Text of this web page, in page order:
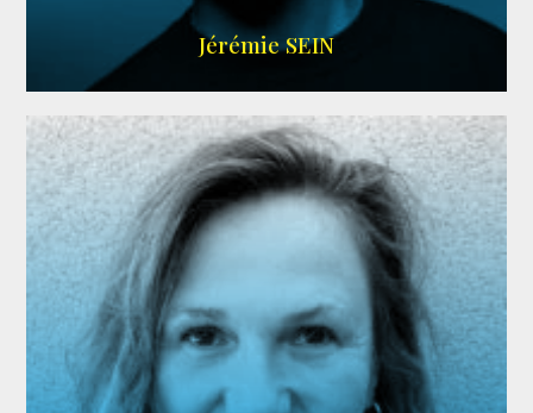
MEMBRE ARDA
Jérémie SEIN